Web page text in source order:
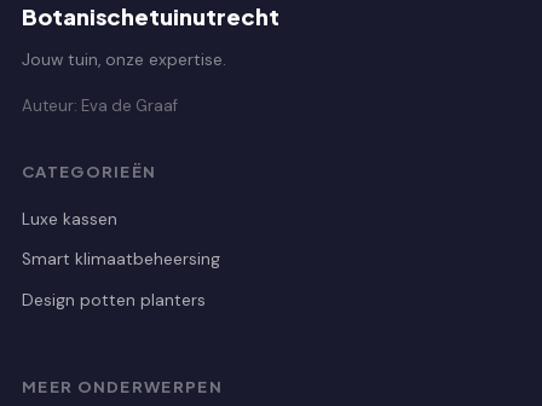
Botanischetuinutrecht
Jouw tuin, onze expertise.
Auteur: Eva de Graaf
CATEGORIEËN
Luxe kassen
Smart klimaatbeheersing
Design potten planters
MEER ONDERWERPEN